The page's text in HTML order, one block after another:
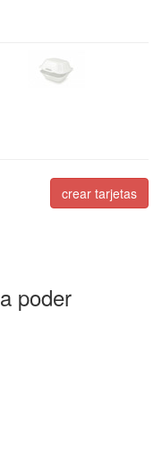
crear tarjetas
poder